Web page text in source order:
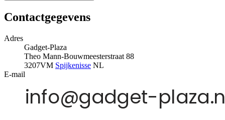
Contactgegevens
Adres
Gadget-Plaza
Theo Mann-Bouwmeesterstraat 88
3207VM Spijkenisse NL
E-mail